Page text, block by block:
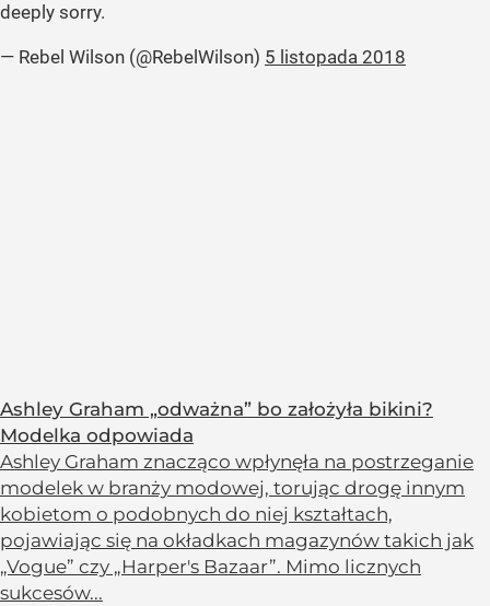
deeply sorry.
— Rebel Wilson (@RebelWilson) 5 listopada 2018
Ashley Graham „odważna” bo założyła bikini?
Modelka odpowiada
Ashley Graham znacząco wpłynęła na postrzeganie
modelek w branży modowej, torując drogę innym
kobietom o podobnych do niej kształtach,
pojawiając się na okładkach magazynów takich jak
„Vogue” czy „Harper's Bazaar”. Mimo licznych
sukcesów...